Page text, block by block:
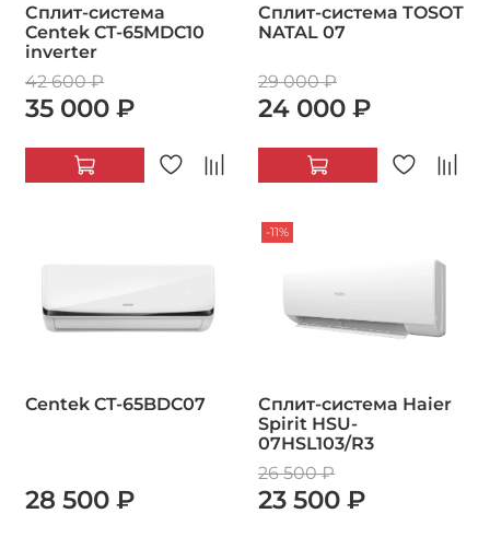
Сплит-система
Centek CT-65MDC10
inverter
42 600 ₽
35 000 ₽
Сплит-система TOSOT
NATAL 07
29 000 ₽
24 000 ₽
Centek CT-65BDC07
28 500 ₽
-11%
Сплит-система Haier
Spirit HSU-
07HSL103/R3
26 500 ₽
23 500 ₽